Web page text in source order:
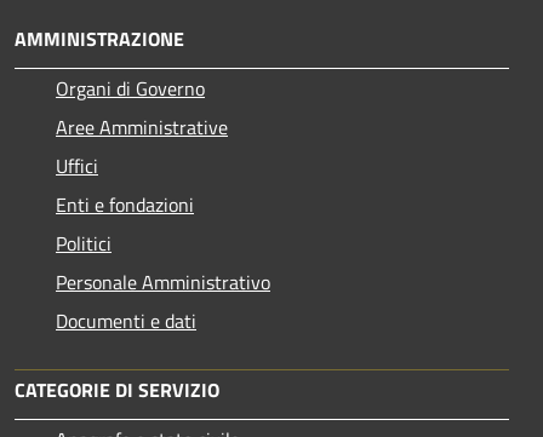
AMMINISTRAZIONE
Organi di Governo
Aree Amministrative
Uffici
Enti e fondazioni
Politici
Personale Amministrativo
Documenti e dati
CATEGORIE DI SERVIZIO